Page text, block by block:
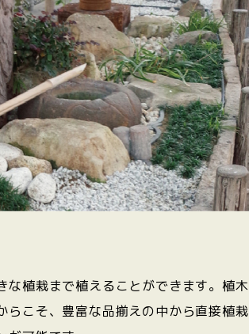
な植栽まで植えることができます。植木
らこそ、豊富な品揃えの中から直接植栽